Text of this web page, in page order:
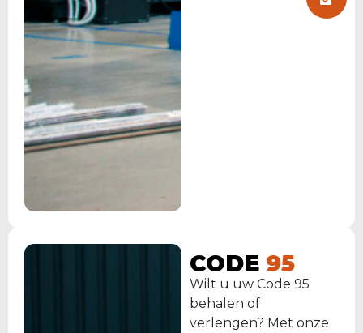
CODE 95
Wilt u uw Code 95
behalen of
verlengen? Met onze